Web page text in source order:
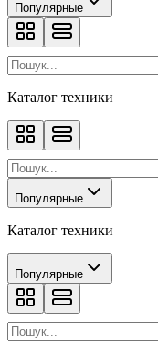
Популярные
Каталог техники
Популярные
Каталог техники
Популярные